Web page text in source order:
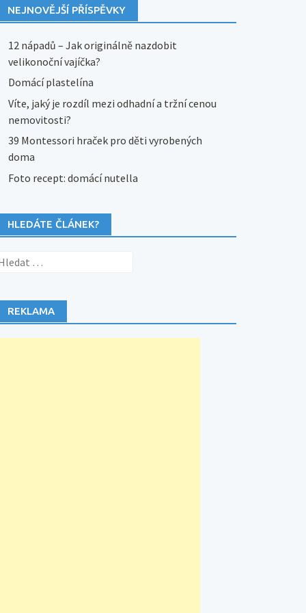
NEJNOVĚJŠÍ PŘÍSPĚVKY
12 nápadů – Jak originálně nazdobit
velikonoční vajíčka?
Domácí plastelína
Víte, jaký je rozdíl mezi odhadní a tržní cenou
nemovitosti?
39 Montessori hraček pro děti vyrobených
doma
Foto recept: domácí nutella
HLEDÁTE ČLÁNEK?
REKLAMA